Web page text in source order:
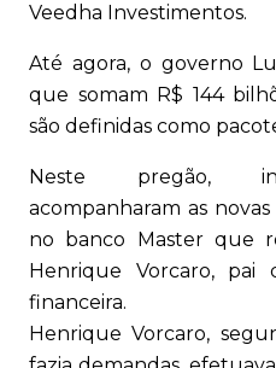
Veedha Investimentos.
Até agora, o governo
que somam R$ 144
são definidas como
Neste pregão,
acompanharam as
no banco Master que
Henrique Vorcaro,
financeira.
Henrique Vorcaro,